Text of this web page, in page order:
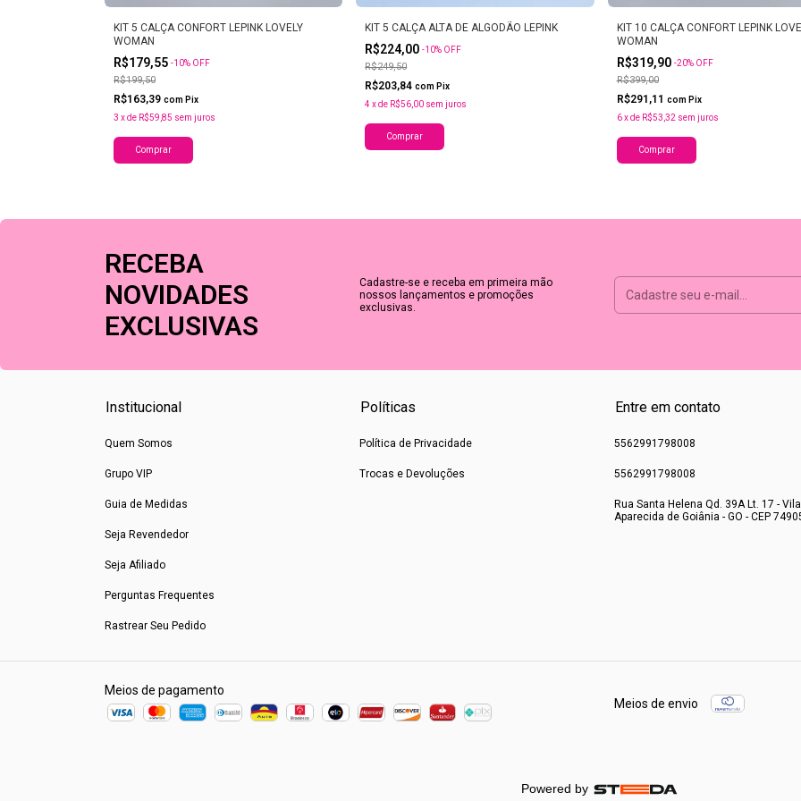
KIT 5 CALÇA CONFORT LEPINK LOVELY
WOMAN
R$179,55 -10% OFF
R$199,50
R$163,39 com Pix
3 xde R$59,85 sem juros
Comprar
KIT 5 CALÇA ALTA DE ALGODÃO LEPINK
R$224,00-10% OFF
R$249,50
R$203,84com Pix
4 xde R$56,00 sem juros
Comprar
KIT 10 CALÇA CONFORT LEPINK
WOMAN
R$319,90 -20% OFF
R$399,00
R$291,11 com Pix
6 xde R$53,32 sem juros
Comprar
RECEBA
NOVIDADES
EXCLUSIVAS
Cadastre-se e receba em primeira mão
nossos lançamentos e promoções
exclusivas.
Institucional
Quem Somos
Grupo VIP
Guia de Medidas
Seja Revendedor
Seja Afiliado
Perguntas Frequentes
Rastrear Seu Pedido
Políticas
Política de Privacidade
Trocas e Devoluções
Entre em contato
5562991798008
5562991798008
Rua Santa Helena Qd. 39A Lt. 17 -
Aparecida de Goiânia - GO - CEP
Meios de pagamento
Meios de envio
Powered by